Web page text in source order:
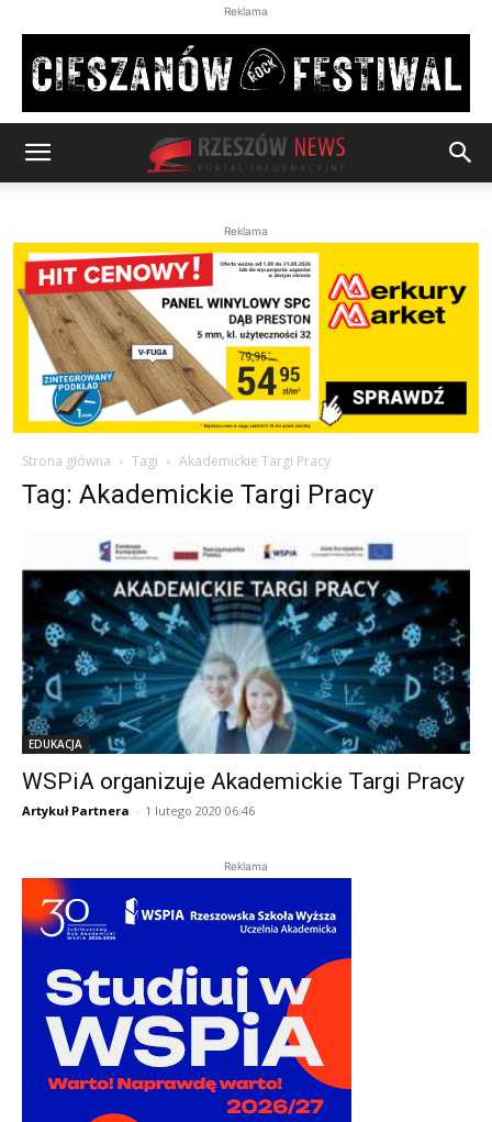
Reklama
Reklama
Strona główna Tagi Akademickie Targi Pracy
Tag: Akademickie Targi Pracy
EDUKACJA
WSPiA organizuje Akademickie Targi Pracy
Artykuł Partnera - 1 lutego 2020 06:46
Reklama